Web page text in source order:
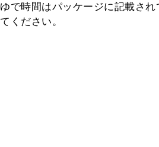
ゆで時間はパッケージに記載さ
てください。